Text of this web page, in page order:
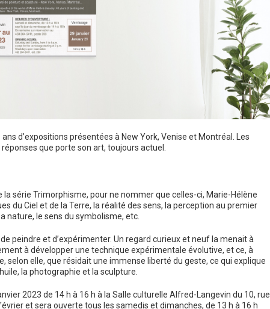
d’expositions présentées à New York, Venise et Montréal. Les
que porte son art, toujours actuel.
série Trimorphisme, pour ne nommer que celles-ci, Marie-Hélène
du Ciel et de la Terre, la réalité des sens, la perception au premier
nature, le sens du symbolisme, etc.
peindre et d’expérimenter. Un regard curieux et neuf la menait à
à développer une technique expérimentale évolutive, et ce, à
selon elle, que résidait une immense liberté du geste, ce qui explique
la photographie et la sculpture.
2023 de 14 h à 16 h à la Salle culturelle Alfred-Langevin du 10, rue
et sera ouverte tous les samedis et dimanches, de 13 h à 16 h